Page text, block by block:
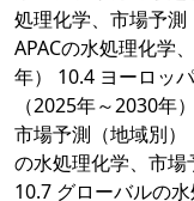
処理化学、市場予
APACの水処理化学
年） 10.4 ヨーロッ
（2025年～2030年
市場予測（地域別
の水処理化学、市場
10.7 グローバルの